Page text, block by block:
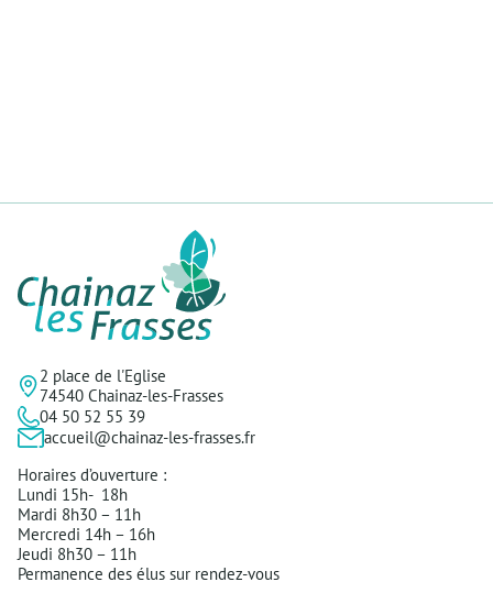
2 place de l'Eglise
74540 Chainaz-les-Frasses
04 50 52 55 39
accueil@chainaz-les-frasses.fr
Horaires d’ouverture :
Lundi 15h- 18h
Mardi 8h30 – 11h
Mercredi 14h – 16h
Jeudi 8h30 – 11h
Permanence des élus sur rendez-vous